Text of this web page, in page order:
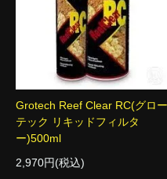
Grotech Reef Clear RC(グロー
テック リキッドフィルタ
ー)500ml
2,970円(税込)